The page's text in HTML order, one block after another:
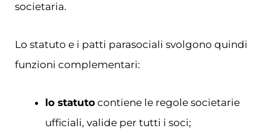
societaria.
Lo statuto e i patti parasociali svolgono quindi
funzioni complementari:
lo statuto contiene le regole societarie
ufficiali, valide per tutti i soci;